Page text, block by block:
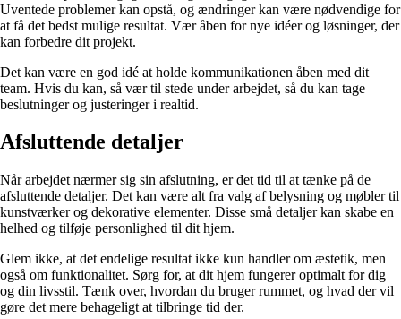
Uventede problemer kan opstå, og ændringer kan være nødvendige for
at få det bedst mulige resultat. Vær åben for nye idéer og løsninger, der
kan forbedre dit projekt.
Det kan være en god idé at holde kommunikationen åben med dit
team. Hvis du kan, så vær til stede under arbejdet, så du kan tage
beslutninger og justeringer i realtid.
Afsluttende detaljer
Når arbejdet nærmer sig sin afslutning, er det tid til at tænke på de
afsluttende detaljer. Det kan være alt fra valg af belysning og møbler til
kunstværker og dekorative elementer. Disse små detaljer kan skabe en
helhed og tilføje personlighed til dit hjem.
Glem ikke, at det endelige resultat ikke kun handler om æstetik, men
også om funktionalitet. Sørg for, at dit hjem fungerer optimalt for dig
og din livsstil. Tænk over, hvordan du bruger rummet, og hvad der vil
gøre det mere behageligt at tilbringe tid der.